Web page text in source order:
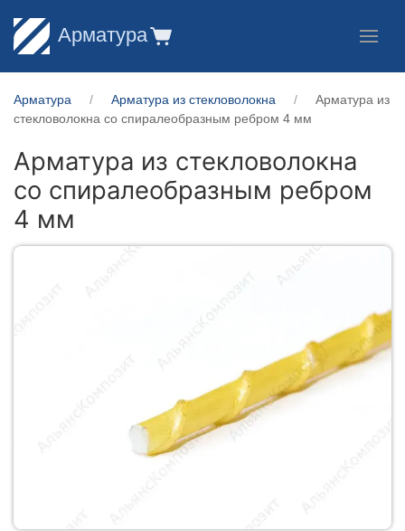
Арматура
Арматура Арматура из стекловолокна
Арматура из
стекловолокна со спиралеобразным ребром 4 мм
Арматура из стекловолокна
со спиралеобразным ребром
4 мм